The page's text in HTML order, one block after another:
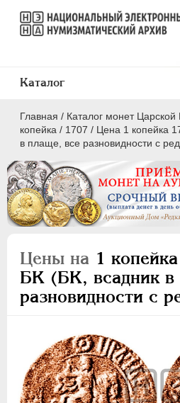
Главная / Каталог монет Царской
копейка / 1707 / Цена 1 копейка
в плаще, все разновидности с
Цены на 1
БК (БК, всадник в
разновидности с
Каталог
ПEТР I 1699 - 1725
Серебро
Медь
5 копеек
Полушка
Полполушки